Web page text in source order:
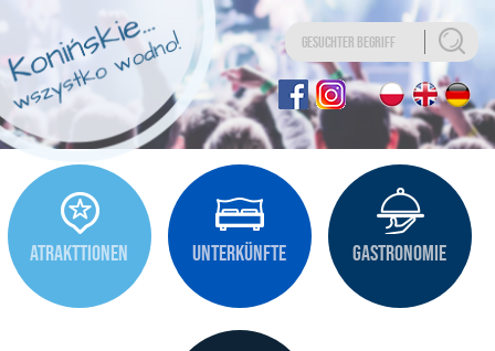
Uwaga:
Ta
strona
internetowa
zawiera
system
ułatwień
dostępu.
ATRAKTTIONEN UNTERKÜNFTE GASTRONOMIE